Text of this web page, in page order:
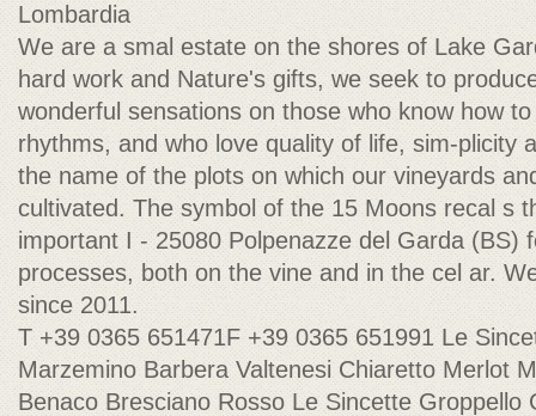
Lombardia
We are a smal estate on the shores of Lake
hard work and Nature's gifts, we seek to
wonderful sensations on those who know how
rhythms, and who love quality of life, sim-plicity
the name of the plots on which our vineyards
cultivated. The symbol of the 15 Moons recal s
important I - 25080 Polpenazze del Garda (BS)
processes, both on the vine and in the cel ar.
since 2011.
T +39 0365 651471F +39 0365 651991 Le
Marzemino Barbera Valtenesi Chiaretto Merlot
Benaco Bresciano Rosso Le Sincette Groppello